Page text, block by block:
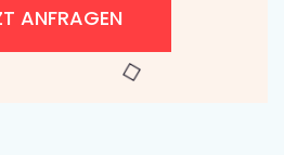
ANFRAGEN